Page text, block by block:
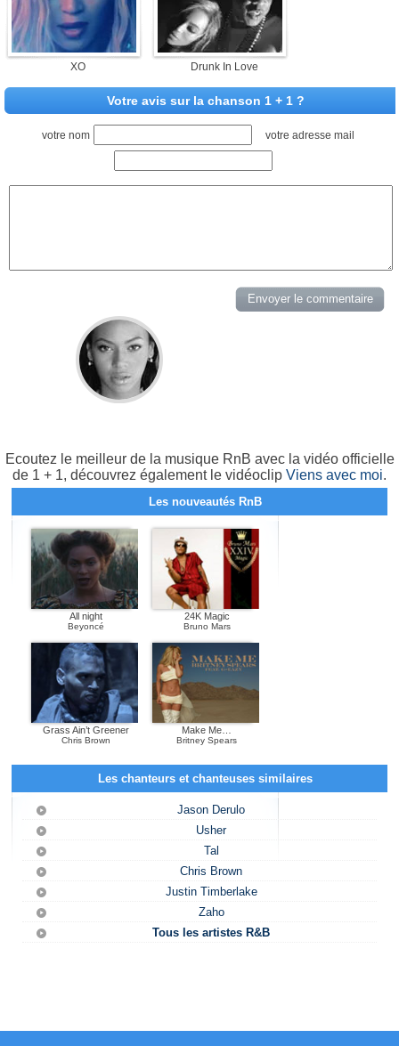
XO Drunk In Love
Votre avis sur la chanson 1 + 1 ?
votre nom votre adresse mail
Ecoutez le meilleur de la musique RnB avec la vidéo officielle
de 1 + 1, découvrez également le vidéoclip Viens avec moi.
Les nouveautés RnB
All night
Beyoncé
24K Magic
Bruno Mars
Grass Ain’t Greener
Chris Brown
Make Me…
Britney Spears
Les chanteurs et chanteuses similaires
Jason Derulo
Usher
Tal
Chris Brown
Justin Timberlake
Zaho
Tous les artistes R&B